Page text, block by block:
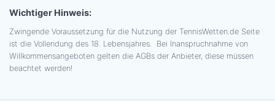
Wichtiger Hinweis:
Zwingende Voraussetzung für die Nutzung der TennisWetten.de Seite
ist die Vollendung des 18. Lebensjahres. Bei Inanspruchnahme von
Willkommensangeboten gelten die AGBs der Anbieter, diese müssen
beachtet werden!